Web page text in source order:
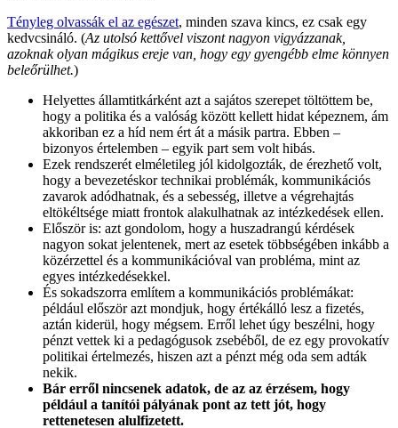
Tényleg olvassák el az egészet, minden szava kincs, ez csak egy
kedvcsináló. (Az utolsó kettővel viszont nagyon vigyázzanak,
azoknak olyan mágikus ereje van, hogy egy gyengébb elme könnyen
beleőrülhet.)
Helyettes államtitkárként azt a sajátos szerepet töltöttem be,
hogy a politika és a valóság között kellett hidat képeznem, ám
akkoriban ez a híd nem ért át a másik partra. Ebben –
bizonyos értelemben – egyik part sem volt hibás.
Ezek rendszerét elméletileg jól kidolgozták, de érezhető volt,
hogy a bevezetéskor technikai problémák, kommunikációs
zavarok adódhatnak, és a sebesség, illetve a végrehajtás
eltökéltsége miatt frontok alakulhatnak az intézkedések ellen.
Először is: azt gondolom, hogy a huszadrangú kérdések
nagyon sokat jelentenek, mert az esetek többségében inkább a
közérzettel és a kommunikációval van probléma, mint az
egyes intézkedésekkel.
És sokadszorra említem a kommunikációs problémákat:
például először azt mondjuk, hogy értékálló lesz a fizetés,
aztán kiderül, hogy mégsem. Erről lehet úgy beszélni, hogy
pénzt vettek ki a pedagógusok zsebéből, de ez egy provokatív
politikai értelmezés, hiszen azt a pénzt még oda sem adták
nekik.
Bár erről nincsenek adatok, de az az érzésem, hogy
például a tanítói pályának pont az tett jót, hogy
rettenetesen alulfizetett.